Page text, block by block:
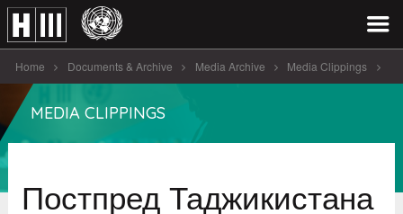
Home Documents & Archive Media Archive Media Clippings
Постпред Таджикистана при ООН выступил на пленарном заседании
MEDIA CLIPPINGS
Постпред Таджикистана